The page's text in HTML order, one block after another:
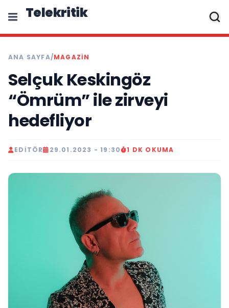
Telekritik
ANA SAYFA/MAGAZIN
Selçuk Keskingöz
“Ömrüm” ile zirveyi
hedefliyor
EDITÖR 29.01.2023 - 19:30 1 DK OKUMA